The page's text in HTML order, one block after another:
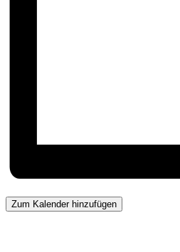
Zum Kalender hinzufügen